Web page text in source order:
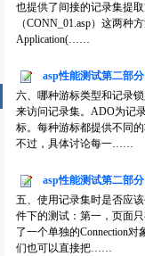
也提供了间接的记录集提
（CONN_01.asp）这两种
Application(……
asp性能测试第二部
六、哪种游标类型和记录
来访问记录集。ADO为记
标。每种游标都提供不同
不过，具体讨论每一……
asp性能测试第二部
五、使用记录集时是否应
件下的测试：第一，页面
了一个单独的Connection对
们也可以直接把……